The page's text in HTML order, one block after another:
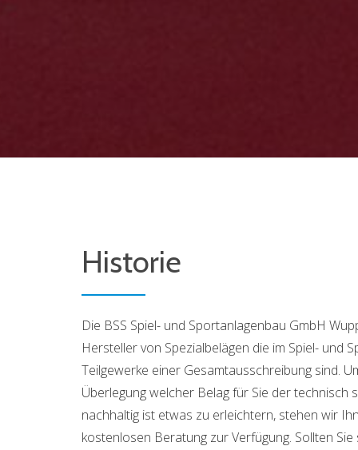
Historie
Die BSS Spiel- und Sportanlagenbau GmbH
Hersteller von Spezialbelägen die im Spiel- und
Teilgewerke einer Gesamtausschreibung sind.
Überlegung welcher Belag für Sie der technisch
nachhaltig ist etwas zu erleichtern, stehen wir
kostenlosen Beratung zur Verfügung. Sollten